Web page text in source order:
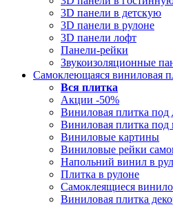
3D панели в детскую
3D панели в рулоне
3D панели лофт
Панели-рейки
Звукоизоляционные
Самоклеющаяся виниловая
Вся плитка
Акции -50%
Виниловая плитка под
Виниловая плитка под
Виниловые картины
Виниловые рейки
Напольний винил в
Плитка в рулоне
Самоклеящиеся
Виниловая плитка